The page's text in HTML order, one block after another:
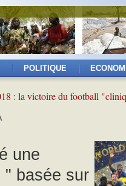
POLITIQUE
: la victoire du football
une
" basée sur